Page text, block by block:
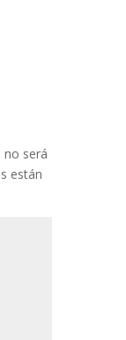
no será
están